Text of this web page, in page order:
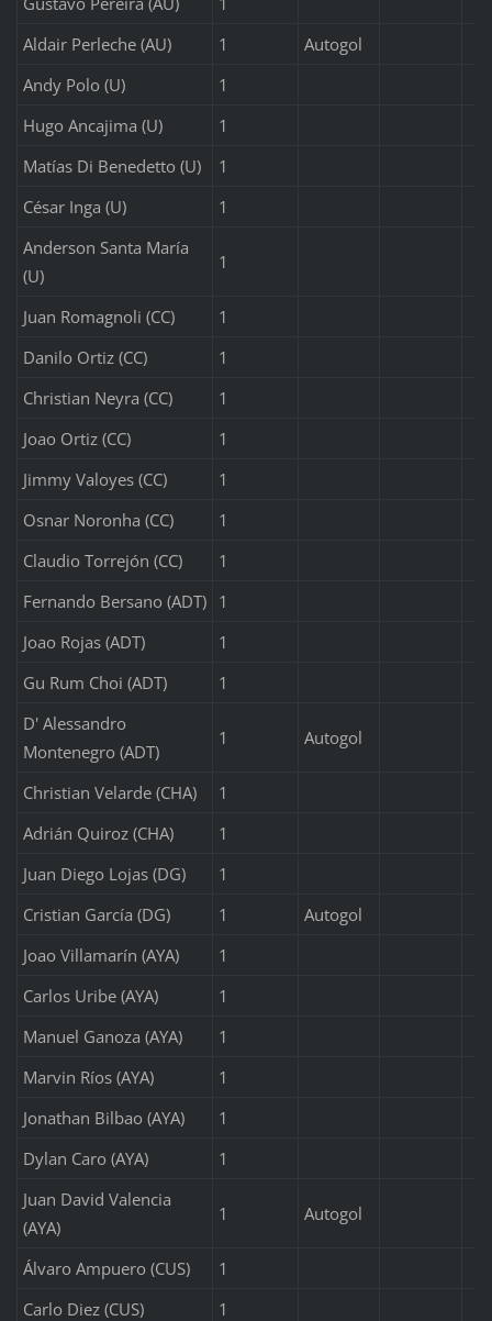
Aldair Perleche (AU)
1
Autogol
Andy Polo (U)
1
Hugo Ancajima (U)
1
Matías Di Benedetto (U)
1
César Inga (U)
1
Anderson Santa María
(U)
1
Juan Romagnoli (CC)
1
Danilo Ortiz (CC)
1
Christian Neyra (CC)
1
Joao Ortiz (CC)
1
Jimmy Valoyes (CC)
1
Osnar Noronha (CC)
1
Claudio Torrejón (CC)
1
Fernando Bersano (ADT)
1
Joao Rojas (ADT)
1
Gu Rum Choi (ADT)
1
D' Alessandro
Montenegro (ADT)
1 Autogol
Christian Velarde (CHA)
1
Adrián Quiroz (CHA)
1
Juan Diego Lojas (DG)
1
Cristian García (DG)
1
Autogol
Joao Villamarín (AYA)
1
Carlos Uribe (AYA)
1
Manuel Ganoza (AYA)
1
Marvin Ríos (AYA)
1
Jonathan Bilbao (AYA)
1
Dylan Caro (AYA)
1
Juan David Valencia
(AYA)
1 Autogol
Álvaro Ampuero (CUS)
1
Carlo Diez (CUS)
1